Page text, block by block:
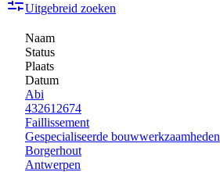
Uitgebreid zoeken
Naam
Status
Plaats
Datum
Abi
432612674
Faillissement
Gespecialiseerde bouwwerkzaamheden
Borgerhout
Antwerpen